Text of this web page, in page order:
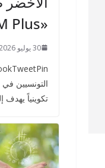
«THAMM Plus»
30 يوليو 2026
التونسيين في
تكوينياً يهدف